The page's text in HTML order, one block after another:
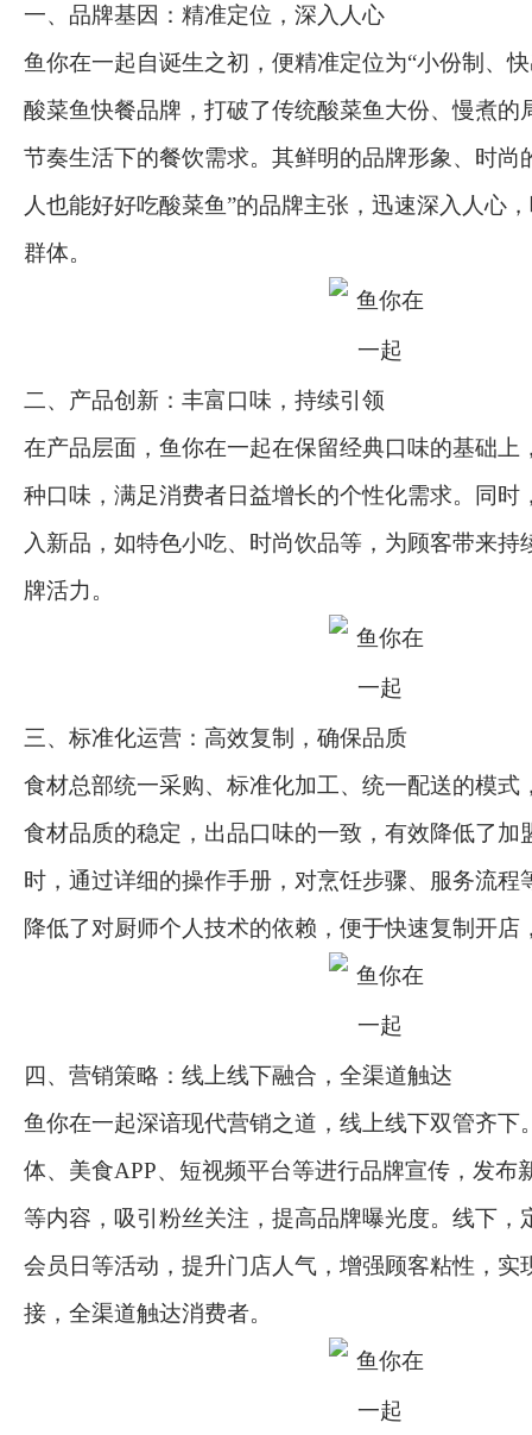
一、品牌基因：精准定位，深入人心
鱼你在一起自诞生之初，便精准定位为“小份制、
酸菜鱼快餐品牌，打破了传统酸菜鱼大份、慢煮的
节奏生活下的餐饮需求。其鲜明的品牌形象、时尚
人也能好好吃酸菜鱼”的品牌主张，迅速深入人心
群体。
二、产品创新：丰富口味，持续引领
在产品层面，鱼你在一起在保留经典口味的基础上
种口味，满足消费者日益增长的个性化需求。同时
入新品，如特色小吃、时尚饮品等，为顾客带来持
牌活力。
三、标准化运营：高效复制，确保品质
食材总部统一采购、标准化加工、统一配送的模式
食材品质的稳定，出品口味的一致，有效降低了加
时，通过详细的操作手册，对烹饪步骤、服务流程
降低了对厨师个人技术的依赖，便于快速复制开店
四、营销策略：线上线下融合，全渠道触达
鱼你在一起深谙现代营销之道，线上线下双管齐下
体、美食APP、短视频平台等进行品牌宣传，发布
等内容，吸引粉丝关注，提高品牌曝光度。线下，
会员日等活动，提升门店人气，增强顾客粘性，实
接，全渠道触达消费者。